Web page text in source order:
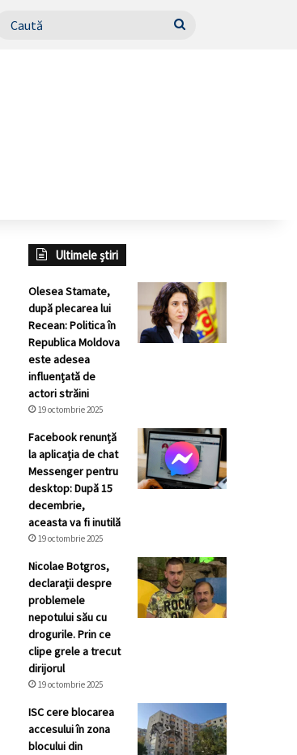
Caută
Ultimele știri
Olesea Stamate,
după plecarea lui
Recean: Politica în
Republica Moldova
este adesea
influențată de
actori străini
19 octombrie 2025
Facebook renunță
la aplicația de chat
Messenger pentru
desktop: După 15
decembrie,
aceasta va fi inutilă
19 octombrie 2025
Nicolae Botgros,
declarații despre
problemele
nepotului său cu
drogurile. Prin ce
clipe grele a trecut
dirijorul
19 octombrie 2025
ISC cere blocarea
accesului în zona
blocului din